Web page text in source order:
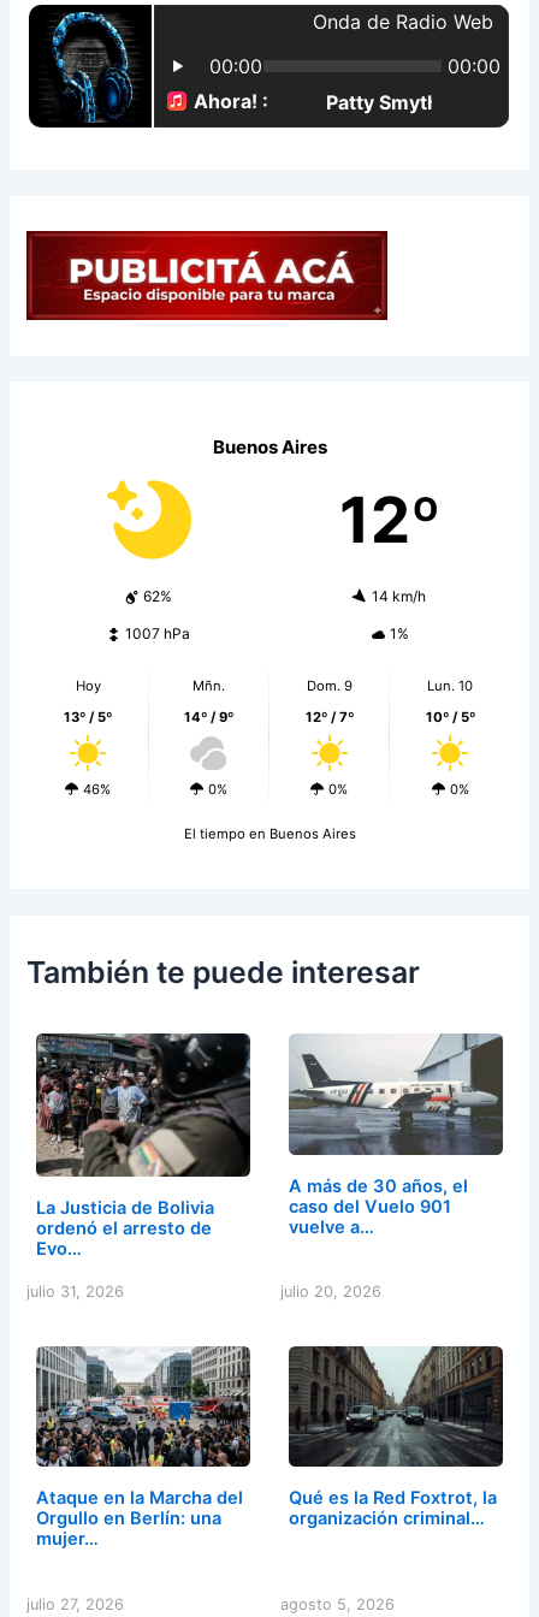
p
Buenos Aires
12º
62% 14 km/h
1007 hPa 1%
Hoy
13º / 5º
46%
Mñn.
14º / 9º
0%
Dom. 9
12º / 7º
0%
Lun. 10
10º / 5º
0%
El tiempo en Buenos Aires
También te puede interesar
La Justicia de Bolivia
ordenó el arresto de
Evo…
julio 31, 2026
A más de 30 años, el
caso del Vuelo 901
vuelve a…
julio 20, 2026
Ataque en la Marcha del
Orgullo en Berlín: una
mujer…
julio 27, 2026
Qué es la Red Foxtrot, la
organización criminal…
agosto 5, 2026